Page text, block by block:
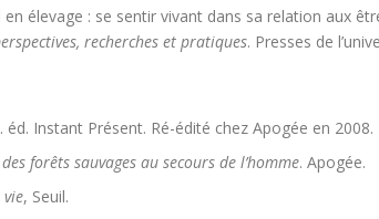
élevage : se sentir vivant dans sa relation aux
recherches et pratiques. Presses de
. éd. Instant Présent. Ré-édité chez Apogée en 2008.
forêts sauvages au secours de l’homme. Apogée.
, Seuil.